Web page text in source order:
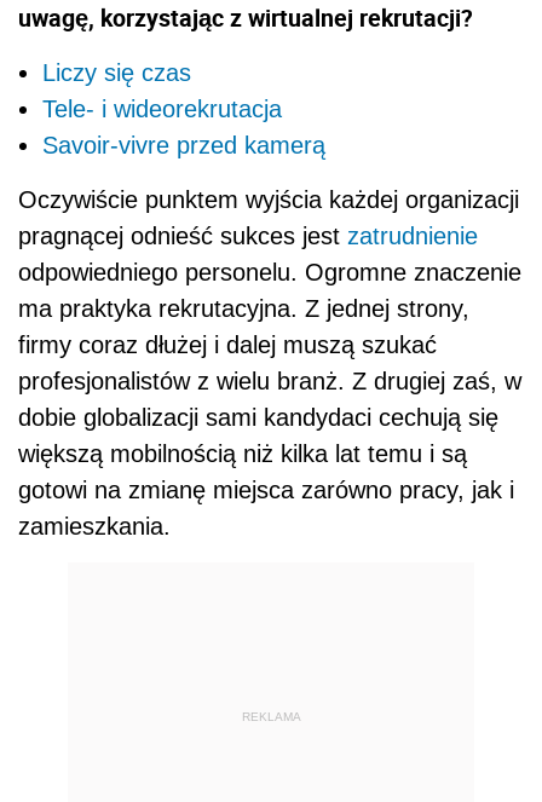
uwagę, korzystając z wirtualnej rekrutacji?
Liczy się czas
Tele- i wideorekrutacja
Savoir-vivre przed kamerą
Oczywiście punktem wyjścia każdej organizacji
pragnącej odnieść sukces jest zatrudnienie
odpowiedniego personelu. Ogromne znaczenie
ma praktyka rekrutacyjna. Z jednej strony,
firmy coraz dłużej i dalej muszą szukać
profesjonalistów z wielu branż. Z drugiej zaś, w
dobie globalizacji sami kandydaci cechują się
większą mobilnością niż kilka lat temu i są
gotowi na zmianę miejsca zarówno pracy, jak i
zamieszkania.
REKLAMA